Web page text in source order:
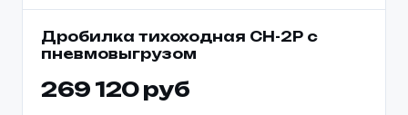
Дробилка тихоходная CH-2P с
пневмовыгрузом
269 120 руб